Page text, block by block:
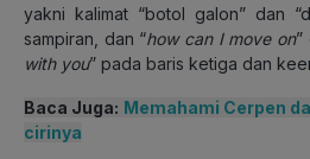
yakni kalimat “botol galon” dan
sampiran, dan “how can I move on”
with you” pada baris ketiga dan
Baca Juga: Memahami Cerpen
cirinya